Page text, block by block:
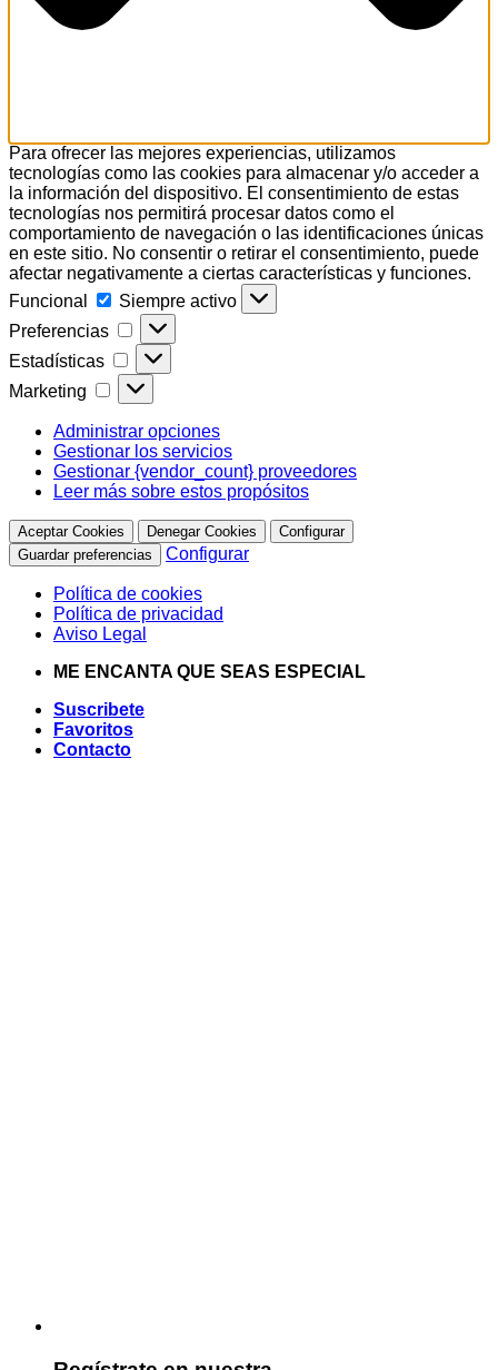
Para ofrecer las mejores experiencias, utilizamos
tecnologías como las cookies para almacenar y/o acceder a
la información del dispositivo. El consentimiento de estas
tecnologías nos permitirá procesar datos como el
comportamiento de navegación o las identificaciones únicas
en este sitio. No consentir o retirar el consentimiento, puede
afectar negativamente a ciertas características y funciones.
Funcional
Funcional
Siempre activo
Preferencias
Preferencias
Estadísticas Estadísticas
Marketing Marketing
Administrar opciones
Gestionar los servicios
Gestionar {vendor_count} proveedores
Leer más sobre estos propósitos
Aceptar Cookies Denegar Cookies
Configurar
Guardar preferencias
Configurar
Política de cookies
Política de privacidad
Aviso Legal
Saltar
contenido
ME ENCANTA QUE SEAS ESPECIAL
Suscribete
Favoritos
Contacto